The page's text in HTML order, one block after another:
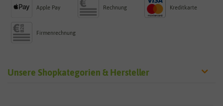
Apple Pay Rechnung Kreditkarte
Firmenrechnung
Unsere Shopkategorien & Hersteller